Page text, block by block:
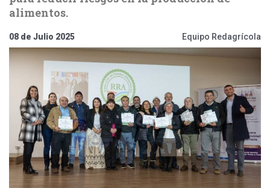
alimentos.
08 de Julio 2025 Equipo Redagrícola